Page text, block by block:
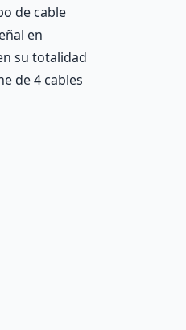
de cable
en
su totalidad
de 4 cables